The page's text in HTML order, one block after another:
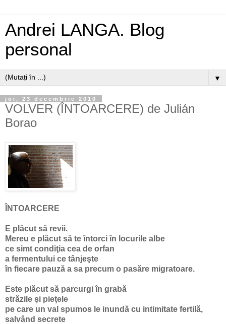
Andrei LANGA. Blog
personal
▼
joi, 23 decembrie 2010
VOLVER (ÎNTOARCERE) de Julián
Borao
ÎNTOARCERE
E plăcut să revii.
Mereu e plăcut să te întorci în locurile albe
ce simt condiţia cea de orfan
a fermentului ce tânjeşte
în fiecare pauză a sa precum o pasăre migratoare.
Este plăcut să parcurgi în grabă
străzile şi pieţele
pe care un val spumos le inundă cu intimitate fertilă,
salvând secrete